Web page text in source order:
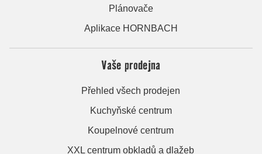
Plánovače
Aplikace HORNBACH
Vaše prodejna
Přehled všech prodejen
Kuchyňské centrum
Koupelnové centrum
XXL centrum obkladů a dlažeb